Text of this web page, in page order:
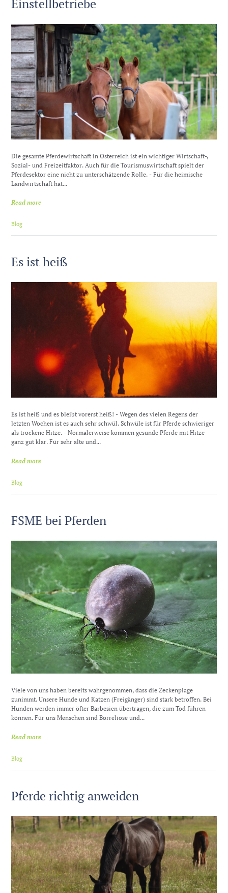
Einstellbetriebe
Die gesamte Pferdewirtschaft in Österreich ist ein wichtiger Wirtschaft-,
Sozial- und Freizeitfaktor. Auch für die Tourismuswirtschaft spielt der
Pferdesektor eine nicht zu unterschätzende Rolle. - Für die heimische
Landwirtschaft hat...
Read more
Blog
Es ist heiß
Es ist heiß und es bleibt vorerst heiß! - Wegen des vielen Regens der
letzten Wochen ist es auch sehr schwül. Schwüle ist für Pferde schwieriger
als trockene Hitze. - Normalerweise kommen gesunde Pferde mit Hitze
ganz gut klar. Für sehr alte und...
Read more
Blog
FSME bei Pferden
Viele von uns haben bereits wahrgenommen, dass die Zeckenplage
zunimmt. Unsere Hunde und Katzen (Freigänger) sind stark betroffen. Bei
Hunden werden immer öfter Barbesien übertragen, die zum Tod führen
können. Für uns Menschen sind Borreliose und...
Read more
Blog
Pferde richtig anweiden